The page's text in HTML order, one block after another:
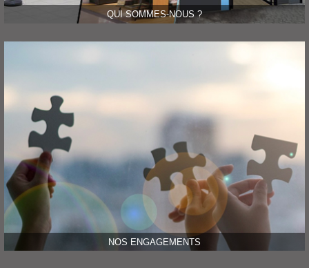
QUI SOMMES-NOUS ?
NOS ENGAGEMENTS